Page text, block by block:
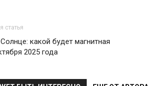
статья
какой будет магнитная
2025 года